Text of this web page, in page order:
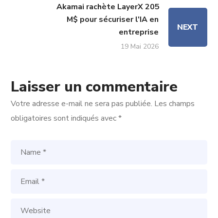
Akamai rachète LayerX 205
M$ pour sécuriser l'IA en
entreprise
19 Mai 2026
NEXT
Laisser un commentaire
Votre adresse e-mail ne sera pas publiée. Les champs
obligatoires sont indiqués avec*